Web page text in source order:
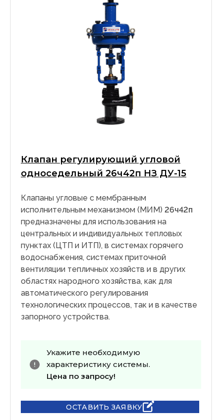
Клапан регулирующий угловой
односедельный 26ч42п НЗ ДУ-15
Клапаны угловые с мембранным
исполнительным механизмом (МИМ) 26ч42п
предназначены для использования на
центральных и индивидуальных тепловых
пунктах (ЦТП и ИТП), в системах горячего
водоснабжения, системах приточной
вентиляции тепличных хозяйств и в других
областях народного хозяйства, как для
автоматического регулирования
технологических процессов, так и в качестве
запорного устройства.
Укажите необходимую
характеристику системы.
Цена по запросу!
ОСТАВИТЬ ЗАЯВКУ